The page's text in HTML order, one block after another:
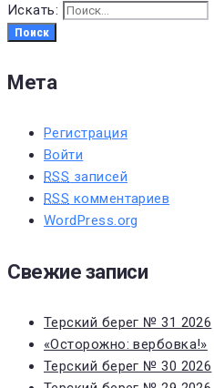
Искать:
Поиск
Мета
Регистрация
Войти
RSS записей
RSS комментариев
WordPress.org
Свежие записи
Терский берег № 31 2026
«Осторожно: вербовка!»
Терский берег № 30 2026